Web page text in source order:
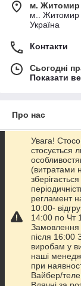
м. Житомир
м.. Житомир
Україна
Контакти
Сьогодні
Показати
Про нас
Контакти
Доставка та
Графік роботи
Повна версія
Сайт створено
Увага!
стосується
(витратами
регламент
10:00-
14:00 по Чт
Замовлення
після 16:00
виробам у
наші
при
Вайбер/